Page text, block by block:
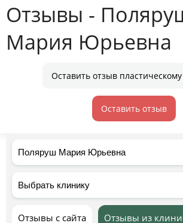
Отзывы -
Мария Юрьевна
Оставить отзыв
Оставить отзыв
Отзывы с сайта Отзывы из